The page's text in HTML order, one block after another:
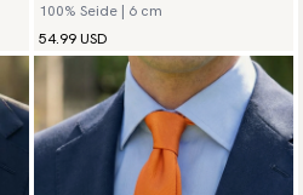
Seide Grenadine
100% Seide | 6 cm
54.99 USD